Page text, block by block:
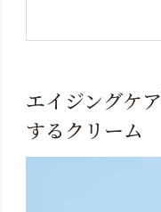
エイジングケア
するクリーム